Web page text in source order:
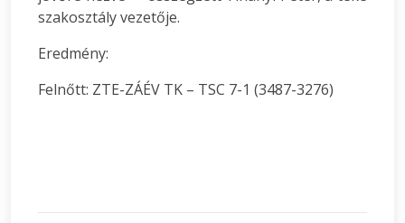
szakosztály vezetője.
Eredmény:
Felnőtt: ZTE-ZÁÉV TK – TSC 7-1 (3487-3276)